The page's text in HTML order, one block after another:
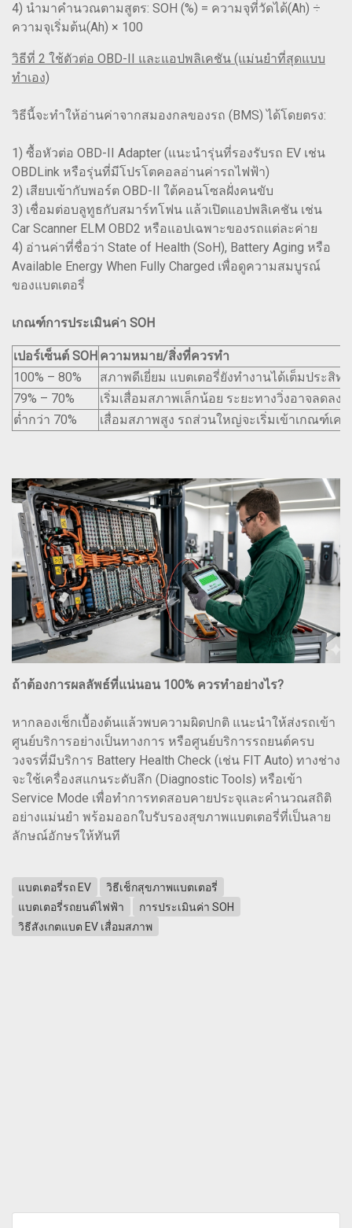
4) นำมาคำนวณตามสูตร: SOH (%) = ความจุที่วัดได้(Ah) ÷
ความจุเริ่มต้น(Ah) × 100
วิธีที่ 2 ใช้ตัวต่อ OBD-II และแอปพลิเคชัน (แม่นยำที่สุดแบบ
ทำเอง)
วิธีนี้จะทำให้อ่านค่าจากสมองกลของรถ (BMS) ได้โดยตรง:
1) ซื้อหัวต่อ OBD-II Adapter (แนะนำรุ่นที่รองรับรถ EV เช่น
OBDLink หรือรุ่นที่มีโปรโตคอลอ่านค่ารถไฟฟ้า)
2) เสียบเข้ากับพอร์ต OBD-II ใต้คอนโซลฝั่งคนขับ
3) เชื่อมต่อบลูทูธกับสมาร์ทโฟน แล้วเปิดแอปพลิเคชัน เช่น
Car Scanner ELM OBD2 หรือแอปเฉพาะของรถแต่ละค่าย
4) อ่านค่าที่ชื่อว่า State of Health (SoH), Battery Aging หรือ
Available Energy When Fully Charged เพื่อดูความสมบูรณ์
ของแบตเตอรี่
เกณฑ์การประเมินค่า SOH
เปอร์เซ็นต์ SOH ความหมาย/สิ่งที่ควรทำ
100% – 80%
สภาพดีเยี่ยม แบตเตอรี่ยังทำงานได้เต็มประสิ
79% – 70%
เริ่มเสื่อมสภาพเล็กน้อย ระยะทางวิ่งอาจลดลง
ต่ำกว่า 70%
เสื่อมสภาพสูง รถส่วนใหญ่จะเริ่มเข้าเกณฑ์เค
ถ้าต้องการผลลัพธ์ที่แน่นอน 100% ควรทำอย่างไร?
หากลองเช็กเบื้องต้นแล้วพบความผิดปกติ แนะนำให้ส่งรถเข้า
ศูนย์บริการอย่างเป็นทางการ หรือศูนย์บริการรถยนต์ครบ
วงจรที่มีบริการ Battery Health Check (เช่น FIT Auto) ทางช่าง
จะใช้เครื่องสแกนระดับลึก (Diagnostic Tools) หรือเข้า
Service Mode เพื่อทำการทดสอบคายประจุและคำนวณสถิติ
อย่างแม่นยำ พร้อมออกใบรับรองสุขภาพแบตเตอรี่ที่เป็นลาย
ลักษณ์อักษรให้ทันที
แบตเตอรี่รถ EV
วิธีเช็กสุขภาพแบตเตอรี่
แบตเตอรี่รถยนต์ไฟฟ้า
การประเมินค่า SOH
วิธีสังเกตแบต EV เสื่อมสภาพ